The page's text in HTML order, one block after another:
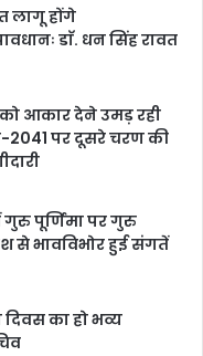
लागू होंगे
डाॅ. धन सिंह रावत
आकार देने उमड़ रही
2041 पर दूसरे चरण की
गुरु पूर्णिमा पर गुरु
से भावविभोर हुई संगतें
दिवस का हो भव्य